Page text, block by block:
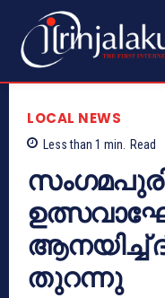
LOCAL NEWS
Less than 1 min. Read
ആനയിച്ച്
തുറന്നു